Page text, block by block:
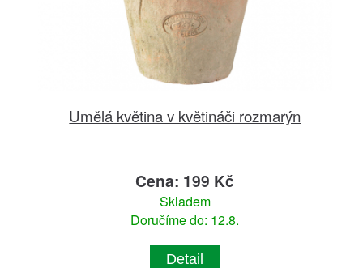
Umělá květina v květináči rozmarýn
Cena: 199 Kč
Skladem
Doručíme do: 12.8.
Detail